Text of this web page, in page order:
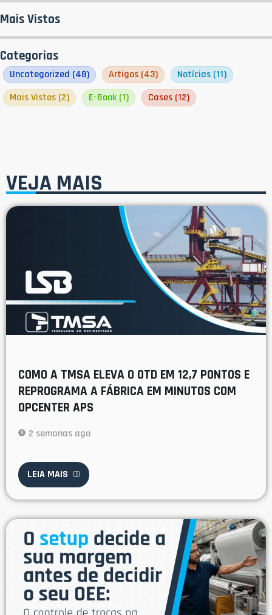
Mais Vistos
Categorias
Uncategorized (48) Artigos (43) Notícias (11)
Mais Vistos (2) E-Book (1) Cases (12)
VEJA MAIS
COMO A TMSA ELEVA O OTD EM 12,7 PONTOS E
REPROGRAMA A FÁBRICA EM MINUTOS COM
OPCENTER APS
2 semanas ago
LEIA MAIS